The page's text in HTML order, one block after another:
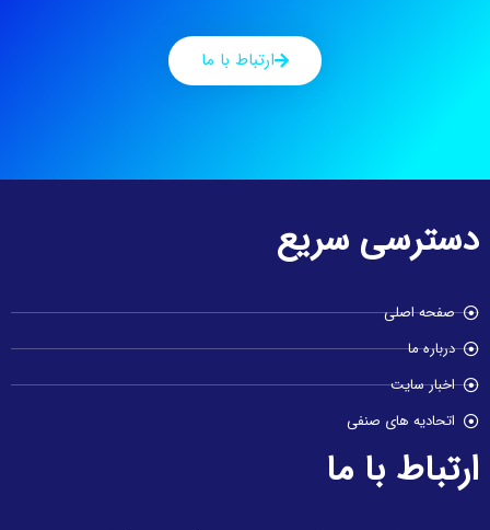
ارتباط با ما
دسترسی سریع
صفحه اصلی
درباره ما
اخبار سایت
اتحادیه های صنفی
ارتباط با ما